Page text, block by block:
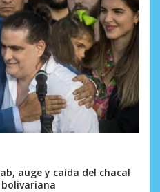
auge y caída del chacal